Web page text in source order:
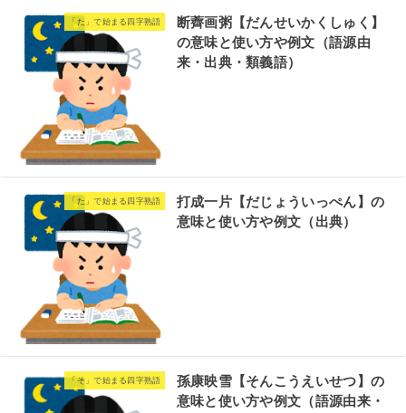
「た」で始まる四字熟語
断薺画粥【だんせいかくしゅく】
の意味と使い方や例文（語源由
来・出典・類義語）
「た」で始まる四字熟語
打成一片【だじょういっぺん】の
意味と使い方や例文（出典）
「そ」で始まる四字熟語
孫康映雪【そんこうえいせつ】の
意味と使い方や例文（語源由来・